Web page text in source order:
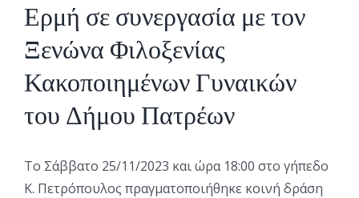
Ερμή σε συνεργασία με τον
Ξενώνα Φιλοξενίας
Κακοποιημένων Γυναικών
του Δήμου Πατρέων
Το Σάββατο 25/11/2023 και ώρα 18:00 στο γήπεδο
Κ. Πετρόπουλος πραγματοποιήθηκε κοινή δράση